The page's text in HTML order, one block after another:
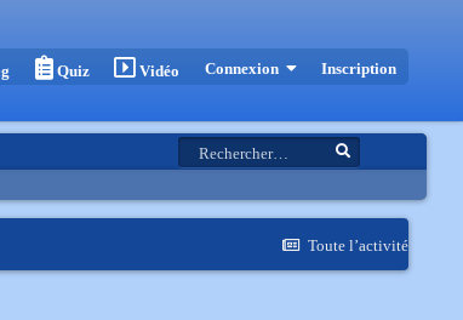
Quiz Vidéo Connexion Inscription
Toute l’activité